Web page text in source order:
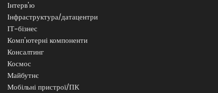
Інтерв'ю
Інфраструктура/датацентри
ІТ-бізнес
Комп'ютерні компоненти
Консалтинг
Космос
Майбутнє
Мобільні пристрої/ПК